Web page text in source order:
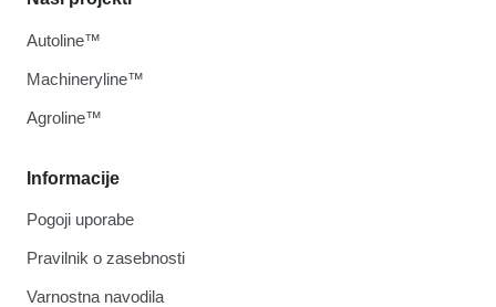
Informacije
Pogoji uporabe
Pravilnik o zasebnosti
Varnostna navodila
Autoline™
Machineryline™
Agroline™